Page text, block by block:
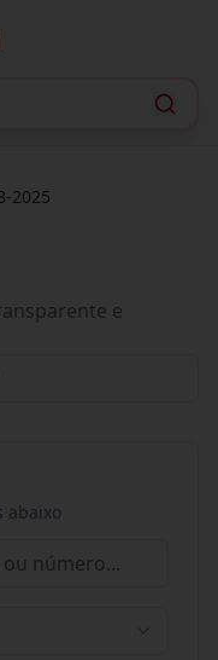
2025
e
abaixo